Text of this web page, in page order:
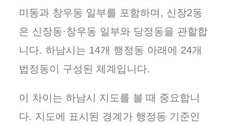
미동과 창우동 일부를 포함하며, 신장2동
은 신장동·창우동 일부와 당정동을 관할합
니다. 하남시는 14개 행정동 아래에 24개
법정동이 구성된 체계입니다.
이 차이는 하남시 지도를 볼 때 중요합니
다. 지도에 표시된 경계가 행정동 기준인